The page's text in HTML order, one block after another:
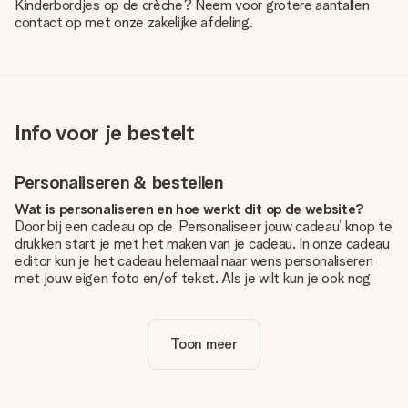
Kinderbordjes op de crèche? Neem voor grotere aantallen
contact op met onze zakelijke afdeling.
Info voor je bestelt
Personaliseren & bestellen
Wat is personaliseren en hoe werkt dit op de website?
Door bij een cadeau op de ‘Personaliseer jouw cadeau’ knop te
drukken start je met het maken van je cadeau. In onze cadeau
editor kun je het cadeau helemaal naar wens personaliseren
met jouw eigen foto en/of tekst. Als je wilt kun je ook nog
Is personalisatie in de prijs inbegrepen?
De prijs die op de website wordt getoond is inclusief de
Toon meer